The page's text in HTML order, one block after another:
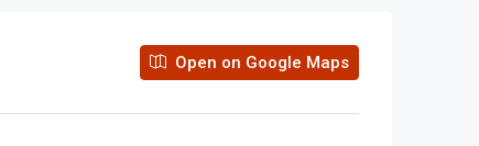
Open on Google Maps